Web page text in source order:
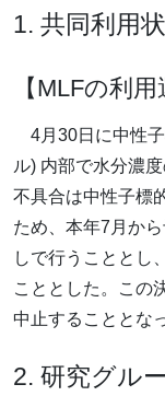
1. 共同利用
【MLFの利用
4月30日に中性子
ル) 内部で水分濃
不具合は中性子標
ため、本年7月か
しで行うこととし
こととした。この
中止することとな
2. 研究グル